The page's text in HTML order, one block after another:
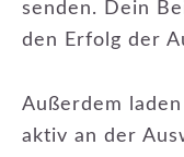
senden. Dein
den Erfolg der
Außerdem
aktiv an der